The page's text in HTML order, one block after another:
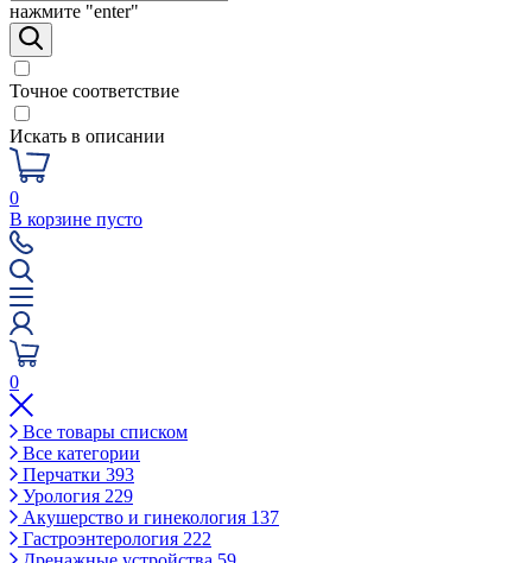
нажмите "enter"
Точное соответствие
Искать в описании
0
В корзине пусто
0
Все товары списком
Все категории
Перчатки 393
Урология 229
Акушерство и гинекология 137
Гастроэнтерология 222